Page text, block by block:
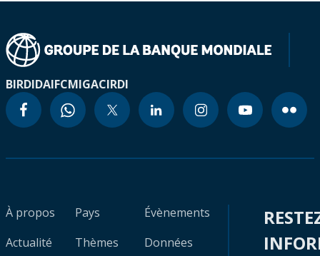
BIRDIDAIFCMIGACIRDI
À propos
Actualité
Pays
Thèmes
Évènements
Données